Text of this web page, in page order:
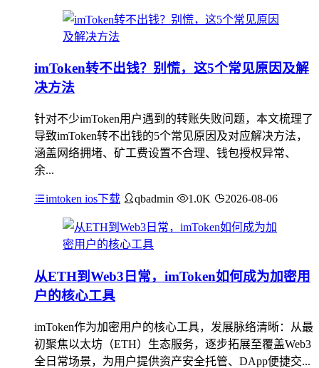
imToken转不出钱？别慌，这5个常见原因及解
决方法
针对不少imToken用户遇到的转账失败问题，本文梳理了
导致imToken转不出钱的5个常见原因及对应解决方法，
涵盖网络拥堵、矿工费设置不合理、钱包授权异常、
余...
imtoken ios下载 qbadmin 1.0K 2026-08-06
从ETH到Web3日常，imToken如何成为加密用
户的核心工具
imToken作为加密用户的核心工具，发展脉络清晰：从最
初聚焦以太坊（ETH）生态服务，逐步拓展至覆盖Web3
全日常场景，为用户提供资产安全托管、DApp便捷交...